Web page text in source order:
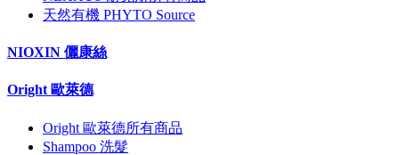
天然有機 PHYTO Source
NIOXIN 儷康絲
Oright 歐萊德
Oright 歐萊德所有商品
Shampoo 洗髮